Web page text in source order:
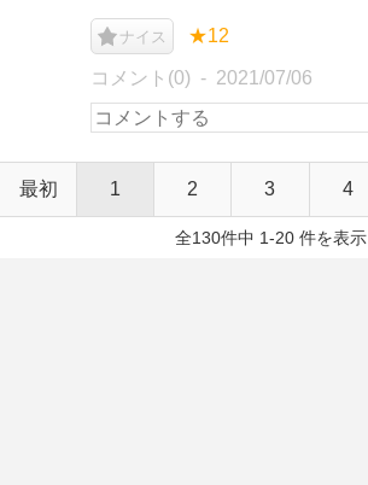
ナイス ★12
コメント(0) 2021/07/06
最初 1 2 3 4
全130件中 1-20 件を表示